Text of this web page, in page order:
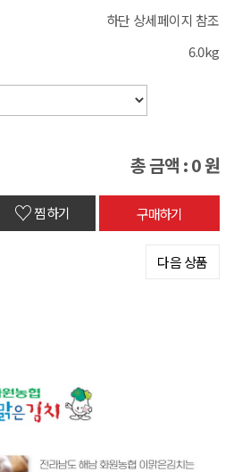
하단 상세페이지 참조
6.0kg
총 금액 :0원
♡찜하기
다음 상품